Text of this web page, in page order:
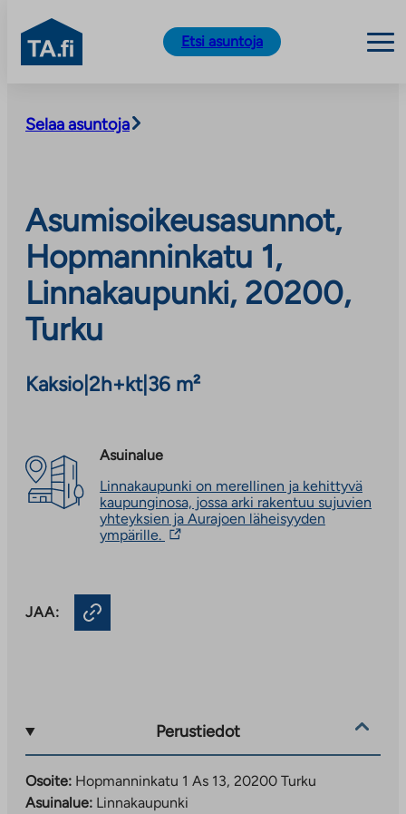
sisältöön
TA.fi
Etsi asuntoja
Selaa asuntoja
Asumisoikeusasunnot,
Hopmanninkatu 1,
Linnakaupunki, 20200,
Turku
Kaksio 2h+kt| 36 m²
Asuinalue
Linnakaupunki on merellinen ja kehittyvä
kaupunginosa, jossa arki rakentuu sujuvien
yhteyksien ja Aurajoen läheisyyden
ympärille. Linkki
JAA:
Perustiedot
Osoite: Hopmanninkatu 1 As 13, 20200 Turku
Asuinalue: Linnakaupunki